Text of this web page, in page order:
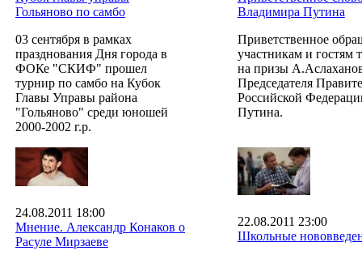
Гольяново по самбо
03 сентября в рамках
празднования Дня города в
ФОКе "СКИФ" прошел
турнир по самбо на Кубок
Главы Управы района
"Гольяново" среди юношей
2000-2002 г.р.
Владимира Путина
Приветственное
участникам и гостям
на призы
Председателя
Российской
Путина.
24.08.2011 18:00
Мнение. Александр Конаков о
Расуле Мирзаеве
22.08.2011 23:00
Школьные